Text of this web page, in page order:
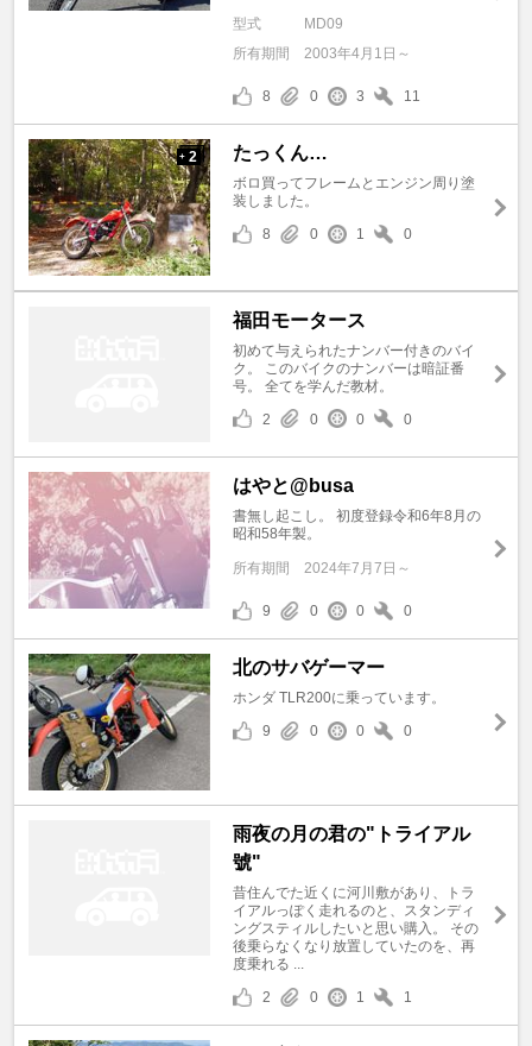
型式
MD09
所有期間
2003年4月1日～
8 0 3 11
+ 2 たっくん…
ボロ買ってフレームとエンジン周り塗
装しました。
8
0 1 0
福田モータース
初めて与えられたナンバー付きのバイ
ク。 このバイクのナンバーは暗証番
号。 全てを学んだ教材。
2
0 0 0
はやと@busa
書無し起こし。 初度登録令和6年8月の
昭和58年製。
所有期間 2024年7月7日～
9 0 0 0
北のサバゲーマー
ホンダ TLR200に乗っています。
9
0 0 0
雨夜の月の君の"トライアル
號"
昔住んでた近くに河川敷があり、トラ
イアルっぽく走れるのと、スタンディ
ングスティルしたいと思い購入。 その
後乗らなくなり放置していたのを、再
度乗れる ...
2
0 1 1